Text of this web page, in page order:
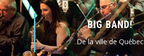
BIG BAND!
De la ville de Québec